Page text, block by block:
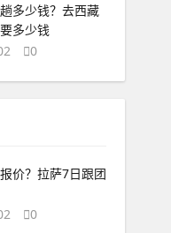
多少钱？去西藏
多少钱
0
价？拉萨7日跟团
0